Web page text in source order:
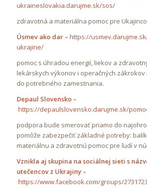
ukraineslovakia.darujme.sk/sos/
zdravotná a materiálna pomoc pre
Úsmev ako dar – https://
ukrajine/
pomoc s úhradou energií, liekov a
lekárskych výkonov i operačných zákrokov
do potrebného zamestnania.
Depaul Slovensko –
https://depaulslovensko.darujme.sk/
podpora bude smerovať priamo do
pomôže zabezpečiť základné potreby:
materiálnu a zdravotnú pomoc pre ľudí v
Vznikla aj skupina na sociálnej sieti s
utečencov z Ukrajiny –
https://www.facebook.com/groups/